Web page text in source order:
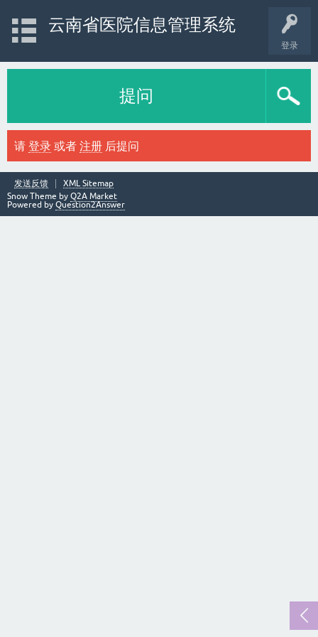
登录
云南省医院信息管理系统
提问
请 登录 或者 注册 后提问
发送反馈
XML Sitemap
Snow Theme by Q2A Market
Powered by Question2Answer